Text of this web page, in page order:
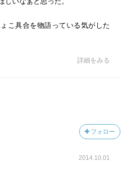
こ具合を物語っている気がした
詳細をみる
フォロー
2014.10.01